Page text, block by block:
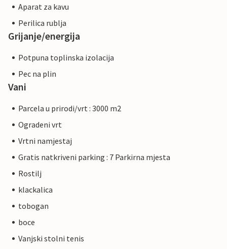
Aparat za kavu
Perilica rublja
Grijanje/energija
Potpuna toplinska izolacija
Pec na plin
Vani
Parcela u prirodi/vrt : 3000 m2
Ogradeni vrt
Vrtni namjestaj
Gratis natkriveni parking : 7 Parkirna mjesta
Rostilj
klackalica
tobogan
boce
Vanjski stolni tenis